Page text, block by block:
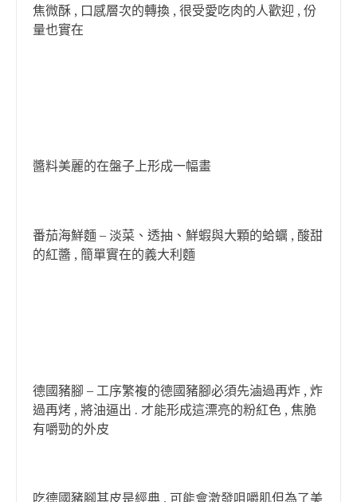
焦微酥 , 口感層次的轉換 , 很受愛吃肉的人歡迎 , 份
量也實在
醬料美麗的在盤子上形成一幅畫
番茄海鮮麵 – 淡菜、透抽、鮮蝦與大顆的蛤蠣 , 酸甜
的紅醬 , 簡單實在的義大利麵
德國豬腳 – 工序繁複的德國豬腳必須先滷過再炸 , 炸
過再烤 , 將油逼出 . 才能形成這漂亮的粉紅色 , 焦脆
有嚼勁的外皮
吃德國豬腳其皮是經典 , 可能會激發咀嚼肌但為了美